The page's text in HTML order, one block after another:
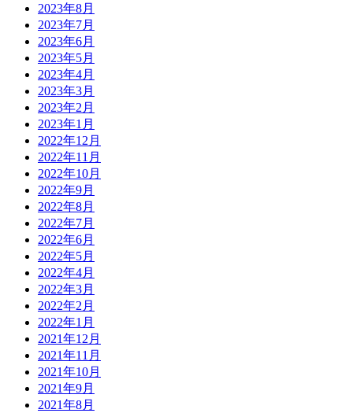
2023年8月
2023年7月
2023年6月
2023年5月
2023年4月
2023年3月
2023年2月
2023年1月
2022年12月
2022年11月
2022年10月
2022年9月
2022年8月
2022年7月
2022年6月
2022年5月
2022年4月
2022年3月
2022年2月
2022年1月
2021年12月
2021年11月
2021年10月
2021年9月
2021年8月